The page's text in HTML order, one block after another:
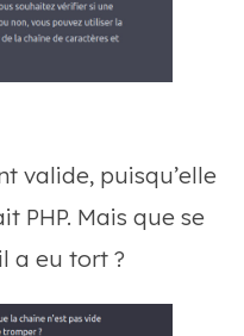
valide, puisqu’elle
PHP. Mais que se
a eu tort ?